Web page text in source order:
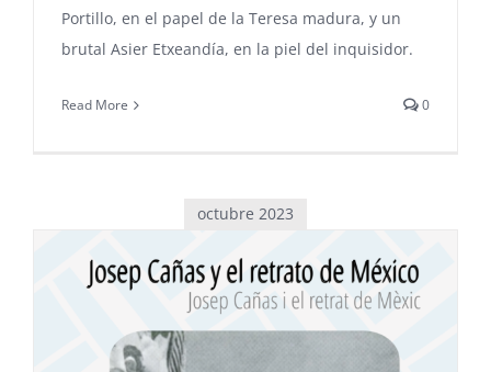
Portillo, en el papel de la Teresa madura, y un
brutal Asier Etxeandía, en la piel del inquisidor.
Read More 0
octubre 2023